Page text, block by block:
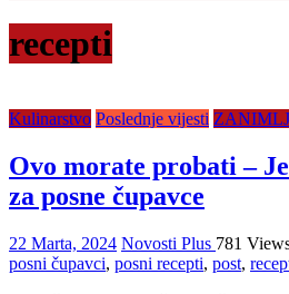
recepti
Kulinarstvo Poslednje vijesti
Ovo morate probati –
za posne čupavce
22 Marta, 2024 Novosti Plus 781
posni čupavci, posni recepti, post,